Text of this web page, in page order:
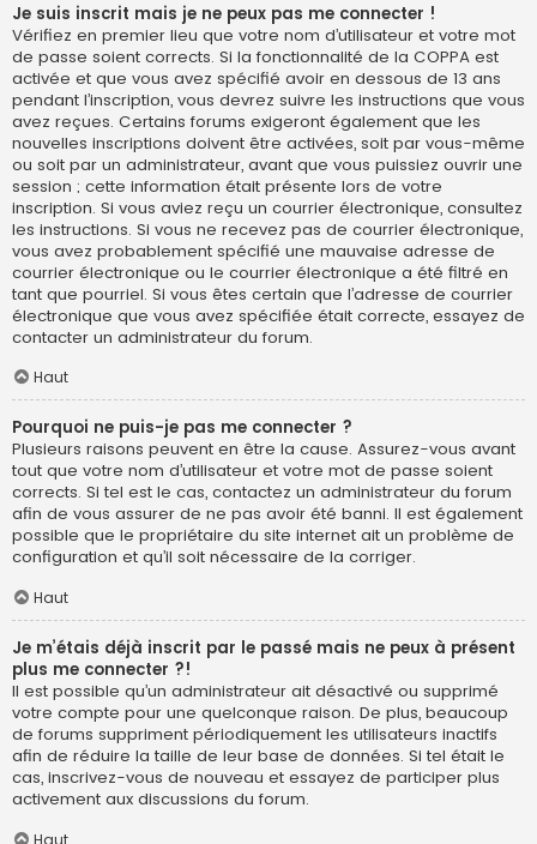
Je suis inscrit mais je ne peux pas me connecter !
Vérifiez en premier lieu que votre nom d’utilisateur et votre mot
de passe soient corrects. Si la fonctionnalité de la COPPA est
activée et que vous avez spécifié avoir en dessous de 13 ans
pendant l’inscription, vous devrez suivre les instructions que vous
avez reçues. Certains forums exigeront également que les
nouvelles inscriptions doivent être activées, soit par vous-même
ou soit par un administrateur, avant que vous puissiez ouvrir une
session ; cette information était présente lors de votre
inscription. Si vous aviez reçu un courrier électronique, consultez
les instructions. Si vous ne recevez pas de courrier électronique,
vous avez probablement spécifié une mauvaise adresse de
courrier électronique ou le courrier électronique a été filtré en
tant que pourriel. Si vous êtes certain que l’adresse de courrier
électronique que vous avez spécifiée était correcte, essayez de
contacter un administrateur du forum.
Haut
Pourquoi ne puis-je pas me connecter ?
Plusieurs raisons peuvent en être la cause. Assurez-vous avant
tout que votre nom d’utilisateur et votre mot de passe soient
corrects. Si tel est le cas, contactez un administrateur du forum
afin de vous assurer de ne pas avoir été banni. Il est également
possible que le propriétaire du site internet ait un problème de
configuration et qu’il soit nécessaire de la corriger.
Haut
Je m’étais déjà inscrit par le passé mais ne peux à présent
plus me connecter ?!
Il est possible qu’un administrateur ait désactivé ou supprimé
votre compte pour une quelconque raison. De plus, beaucoup
de forums suppriment périodiquement les utilisateurs inactifs
afin de réduire la taille de leur base de données. Si tel était le
cas, inscrivez-vous de nouveau et essayez de participer plus
activement aux discussions du forum.
Haut